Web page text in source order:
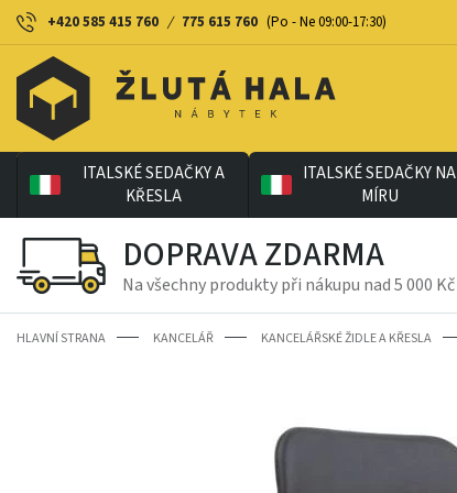
+420 585 415 760 / 775 615 760 (Po - Ne 09:00-17:30)
ITALSKÉ SEDAČKY A
KŘESLA
ITALSKÉ SEDAČKY NA
MÍRU
DOPRAVA ZDARMA
Na všechny produkty při nákupu nad 5 000 Kč
HLAVNÍ STRANA KANCELÁŘ KANCELÁŘSKÉ ŽIDLE A KŘESLA